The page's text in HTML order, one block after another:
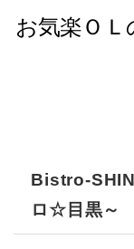
Bistro-
ロ☆目黒～